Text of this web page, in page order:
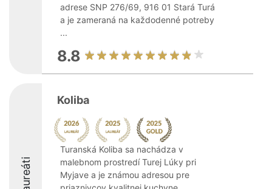
adrese SNP 276/69, 916 01 Stará Turá
a je zameraná na každodenné potreby
...
8.8
Laureáti
Koliba
Turanská Koliba sa nachádza v
malebnom prostredí Turej Lúky pri
Myjave a je známou adresou pre